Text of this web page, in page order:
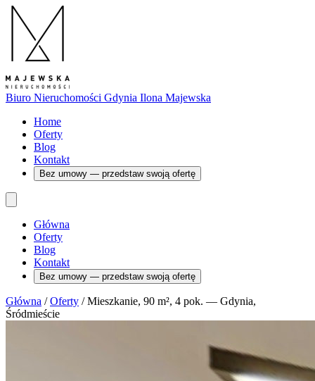
Biuro Nieruchomości Gdynia Ilona Majewska
Home
Oferty
Blog
Kontakt
Bez umowy — przedstaw swoją ofertę
Główna
Oferty
Blog
Kontakt
Bez umowy — przedstaw swoją ofertę
Główna / Oferty / Mieszkanie, 90 m², 4 pok. — Gdynia,
Śródmieście